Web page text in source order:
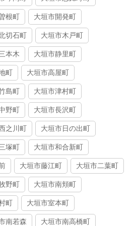
根町 大垣市開発町
切石町 大垣市木戸町
本木 大垣市静里町
町 大垣市高屋町
島町 大垣市津村町
野町 大垣市長沢町
之川町 大垣市日の出町
塚町 大垣市和合新町
大垣市藤江町 大垣市二葉町
野町 大垣市南頬町
町 大垣市室本町
南若森 大垣市南高橋町